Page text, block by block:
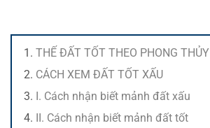
THẾ ĐẤT TỐT THEO PHONG THỦY
CÁCH XEM ĐẤT TỐT XẤU
I. Cách nhận biết mảnh đất xấu
II. Cách nhận biết mảnh đất tốt